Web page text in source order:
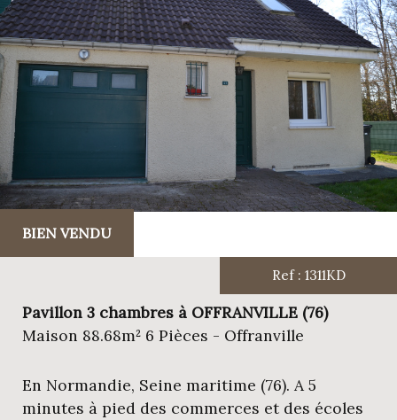
BIEN VENDU
Ref : 1311KD
Pavillon 3 chambres à OFFRANVILLE (76)
Maison 88.68m² 6 Pièces - Offranville
En Normandie, Seine maritime (76). A 5
minutes à pied des commerces et des écoles